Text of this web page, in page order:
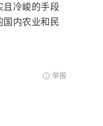
且冷峻的手段
内农业和民
举报